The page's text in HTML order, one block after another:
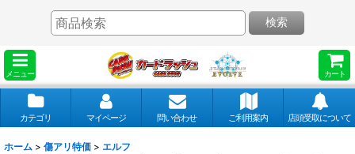
メニュー カート
検索
カテゴリ マイページ 問い合わせ ご利用案内 店頭受取について
ホーム > 傷アリ特価 > エルフ